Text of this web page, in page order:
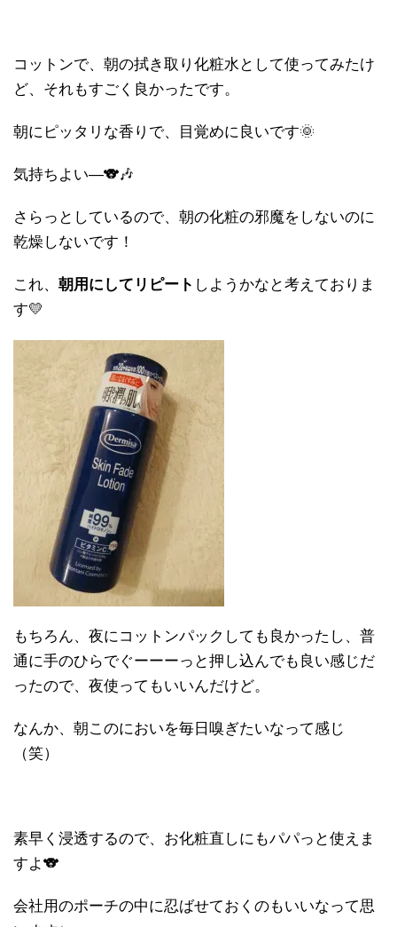
コットンで、朝の拭き取り化粧水として使ってみたけ
ど、それもすごく良かったです。
朝にピッタリな香りで、目覚めに良いです🌞
気持ちよい―🐨🎶
さらっとしているので、朝の化粧の邪魔をしないのに
乾燥しないです！
これ、 朝用にしてリピート しようかなと考えておりま
す💛
もちろん、夜にコットンパックしても良かったし、普
通に手のひらでぐーーーっと押し込んでも良い感じだ
ったので、夜使ってもいいんだけど。
なんか、朝このにおいを毎日嗅ぎたいなって感じ
（笑）
素早く浸透するので、お化粧直しにもパパっと使えま
すよ🐨
会社用のポーチの中に忍ばせておくのもいいなって思